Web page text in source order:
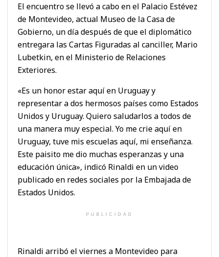
El encuentro se llevó a cabo en el Palacio Estévez
de Montevideo, actual Museo de la Casa de
Gobierno, un día después de que el diplomático
entregara las Cartas Figuradas al canciller, Mario
Lubetkin, en el Ministerio de Relaciones
Exteriores.
«Es un honor estar aquí en Uruguay y
representar a dos hermosos países como Estados
Unidos y Uruguay. Quiero saludarlos a todos de
una manera muy especial. Yo me crie aquí en
Uruguay, tuve mis escuelas aquí, mi enseñanza.
Este paisito me dio muchas esperanzas y una
educación única», indicó Rinaldi en un video
publicado en redes sociales por la Embajada de
Estados Unidos.
PUBLICIDAD
Rinaldi arribó el viernes a Montevideo para